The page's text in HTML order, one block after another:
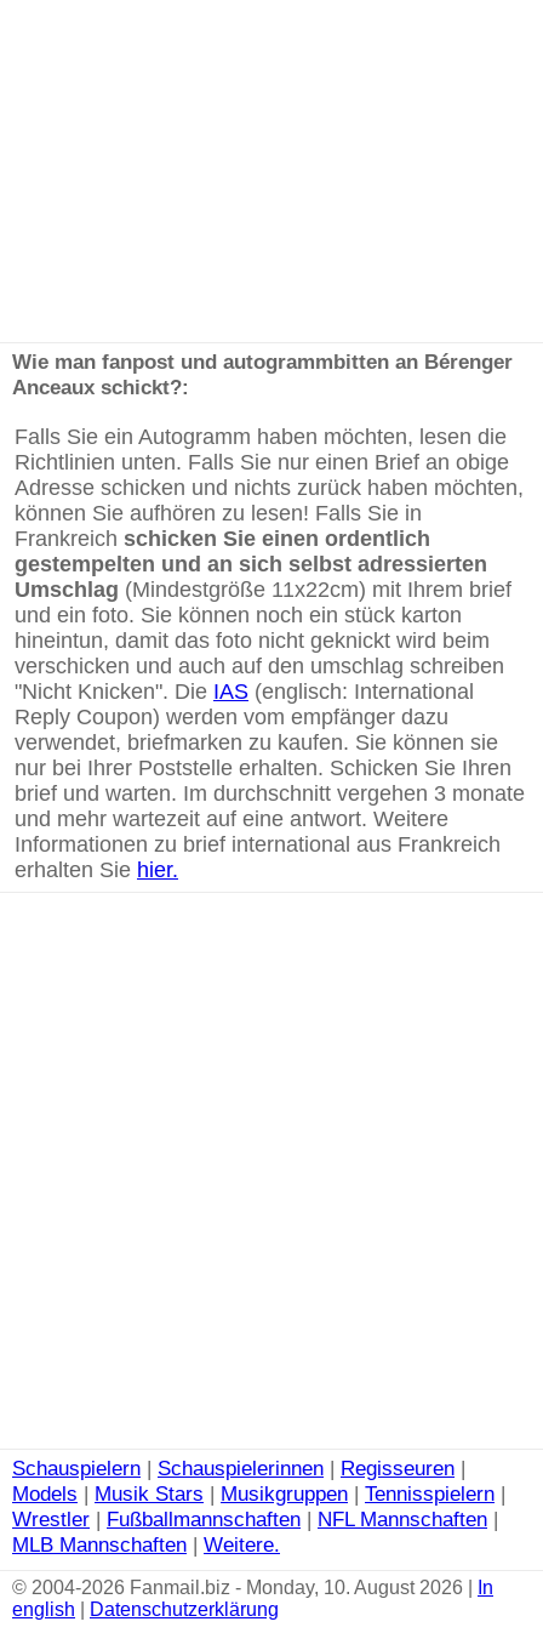
Wie man fanpost und autogrammbitten an Bérenger
Anceaux schickt?:
Falls Sie ein Autogramm haben möchten, lesen die
Richtlinien unten. Falls Sie nur einen Brief an obige
Adresse schicken und nichts zurück haben möchten,
können Sie aufhören zu lesen! Falls Sie in
Frankreich schicken Sie einen ordentlich
gestempelten und an sich selbst adressierten
Umschlag (Mindestgröße 11x22cm) mit Ihrem brief
und ein foto. Sie können noch ein stück karton
hineintun, damit das foto nicht geknickt wird beim
verschicken und auch auf den umschlag schreiben
"Nicht Knicken". Die IAS (englisch: International
Reply Coupon) werden vom empfänger dazu
verwendet, briefmarken zu kaufen. Sie können sie
nur bei Ihrer Poststelle erhalten. Schicken Sie Ihren
brief und warten. Im durchschnitt vergehen 3 monate
und mehr wartezeit auf eine antwort. Weitere
Informationen zu brief international aus Frankreich
erhalten Sie hier.
Schauspielern | Schauspielerinnen | Regisseuren |
Models | Musik Stars | Musikgruppen | Tennisspielern |
Wrestler | Fußballmannschaften | NFL Mannschaften |
MLB Mannschaften | Weitere.
© 2004-2026 Fanmail.biz - Monday, 10. August 2026 |
In
english
Datenschutzerklärung